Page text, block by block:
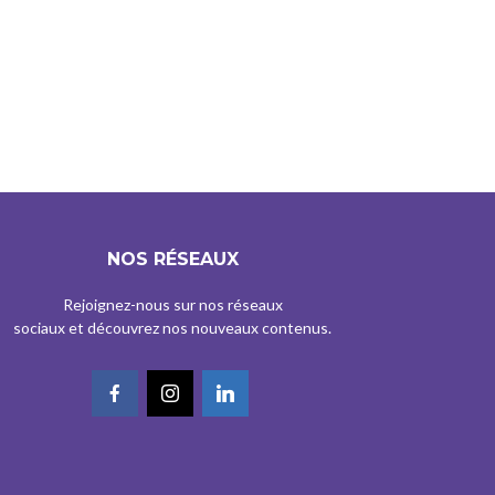
NOS RÉSEAUX
Rejoignez-nous sur nos réseaux
sociaux et découvrez nos nouveaux contenus.